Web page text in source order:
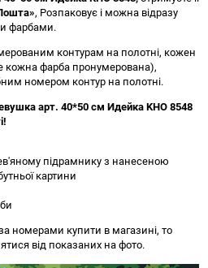
, Розпаковує і можна відразу
фарбами.
контурам на полотні, кожен
кожна фарба пронумерована),
номером контур на полотні.
арт. 40*50 см Идейка KHO 8548
підрамнику з нанесеною
картини
номерами купити в магазині, то
від показаних на фото.